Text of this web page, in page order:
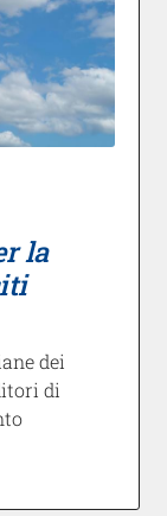
la
dei
di